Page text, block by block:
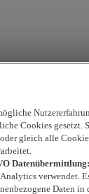
Cookies gesetzt.
gleich alle
Datenübermittlung:
verwendet.
Daten